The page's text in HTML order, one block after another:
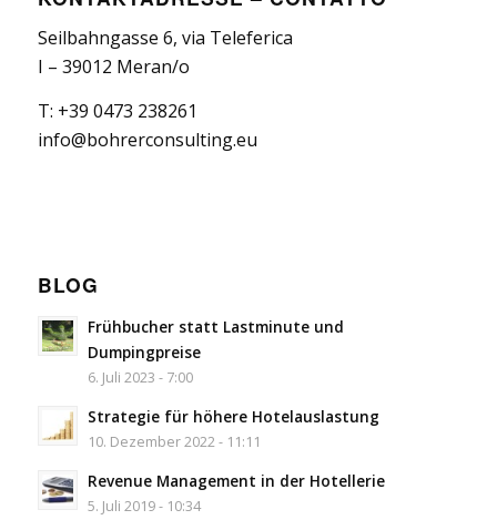
Seilbahngasse 6, via Teleferica
I – 39012 Meran/o
T: +39 0473 238261
info@bohrerconsulting.eu
BLOG
Frühbucher statt Lastminute und
Dumpingpreise
6. Juli 2023 - 7:00
Strategie für höhere Hotelauslastung
10. Dezember 2022 - 11:11
Revenue Management in der Hotellerie
5. Juli 2019 - 10:34